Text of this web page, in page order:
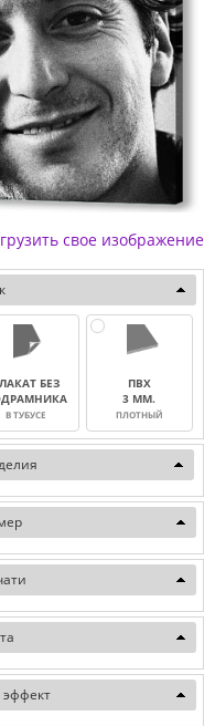
свое изображение
БЕЗ
В ТУБУСЕ
ПВХ
3 ММ.
ПЛОТНЫЙ